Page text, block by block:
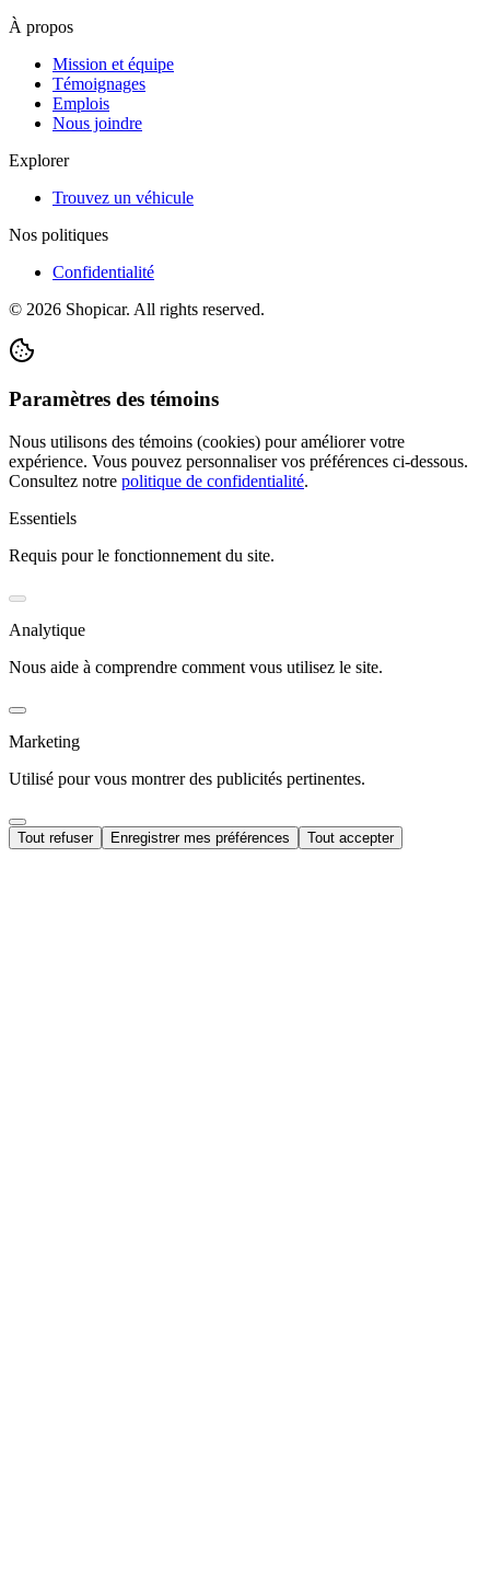
À propos
Mission et équipe
Témoignages
Emplois
Nous joindre
Explorer
Trouvez un véhicule
Nos politiques
Confidentialité
© 2026 Shopicar. All rights reserved.
Paramètres des témoins
Nous utilisons des témoins (cookies) pour améliorer votre
expérience. Vous pouvez personnaliser vos préférences ci-dessous.
Consultez notre politique de confidentialité.
Essentiels
Requis pour le fonctionnement du site.
Analytique
Nous aide à comprendre comment vous utilisez le site.
Marketing
Utilisé pour vous montrer des publicités pertinentes.
Tout refuser Enregistrer mes préférences Tout accepter